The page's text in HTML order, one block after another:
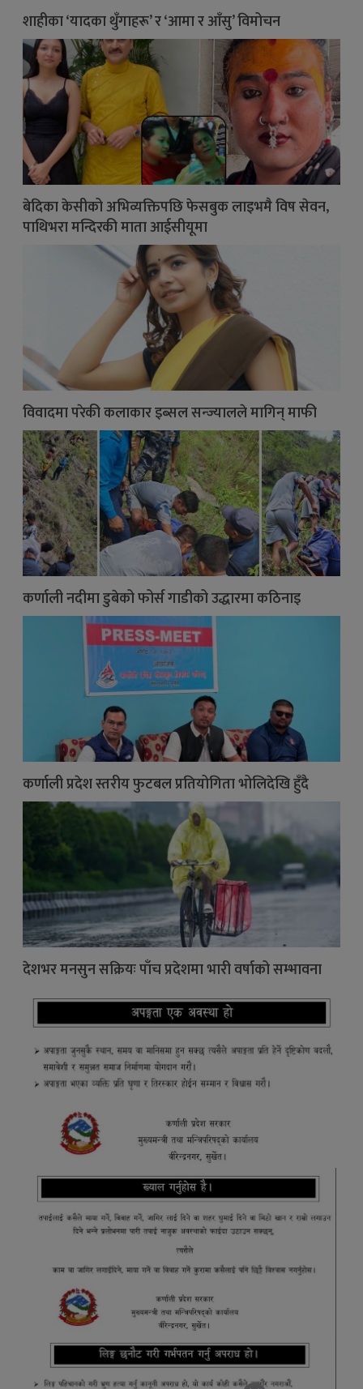
शाहीका ‘यादका थुँगाहरू’ र ‘आमा र आँसु’ विमोचन
बेदिका केसीको अभिव्यक्तिपछि फेसबुक लाइभमै विष सेवन,
पाथिभरा मन्दिरकी माता आईसीयूमा
विवादमा परेकी कलाकार इब्सल सन्ज्यालले मागिन् माफी
कर्णाली नदीमा डुबेको फोर्स गाडीको उद्धारमा कठिनाइ
कर्णाली प्रदेश स्तरीय फुटबल प्रतियोगिता भोलिदेखि हुँदै
देशभर मनसुन सक्रियः पाँच प्रदेशमा भारी वर्षाको सम्भावना